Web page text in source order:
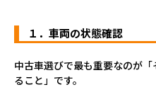
１．車両の状態確認
中古車選びで最も重要なのが
ること」です。